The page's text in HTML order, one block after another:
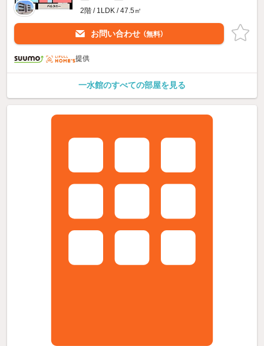
2階 / 1LDK / 47.5㎡
お問い合わせ （無料）
提供
一水館のすべての部屋を見る